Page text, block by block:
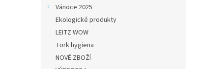
Vánoce 2025
Ekologické produkty
LEITZ WOW
Tork hygiena
NOVÉ ZBOŽÍ